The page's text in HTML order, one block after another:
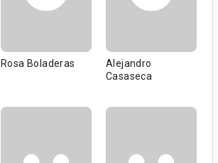
Rosa Boladeras
Alejandro
Casaseca